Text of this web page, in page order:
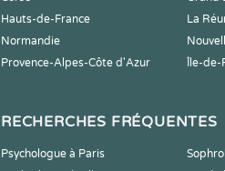
Hauts-de-France
La
Normandie
Provence-Alpes-Côte d'Azur
Île-de-
RECHERCHES FRÉQUENTES
Psychologue à Paris